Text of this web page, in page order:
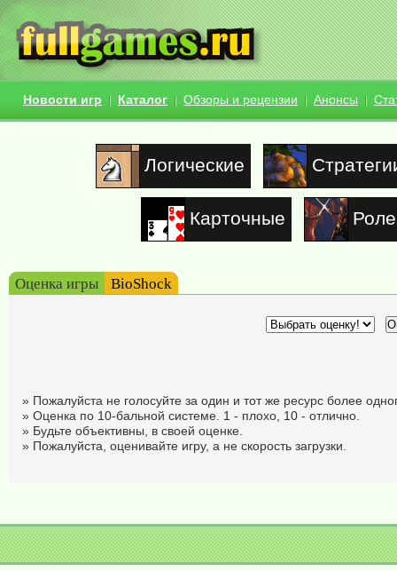
Новости игр Каталог Обзоры и рецензии Анонсы
Логические
Карточные
Оценка игры BioShock
» Пожалуйста не голосуйте за один и тот же ресурс более
» Оценка по 10-бальной системе. 1 - плохо, 10 - отлично.
» Будьте объективны, в своей оценке.
» Пожалуйста, оценивайте игру, а не скорость загрузки.